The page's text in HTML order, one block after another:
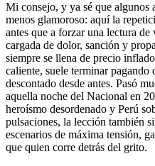
Mi consejo, y ya sé que algunos
menos glamoroso: aquí la
antes que a forzar una lectura
cargada de dolor, sanción y
siempre se llena de precio
caliente, suele terminar pagando
descontado desde antes. Pasó
aquella noche del Nacional en
heroísmo desordenado y Perú
pulsaciones, la lección también
escenarios de máxima tensión,
que quien corre detrás del grito.